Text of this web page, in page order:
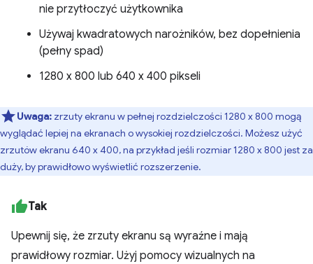
nie przytłoczyć użytkownika
Używaj kwadratowych narożników, bez dopełnienia
(pełny spad)
1280 x 800 lub 640 x 400 pikseli
Uwaga: zrzuty ekranu w pełnej rozdzielczości 1280 x 800 mogą
wyglądać lepiej na ekranach o wysokiej rozdzielczości. Możesz użyć
zrzutów ekranu 640 x 400, na przykład jeśli rozmiar 1280 x 800 jest za
duży, by prawidłowo wyświetlić rozszerzenie.
Tak
Upewnij się, że zrzuty ekranu są wyraźne i mają
prawidłowy rozmiar. Użyj pomocy wizualnych na